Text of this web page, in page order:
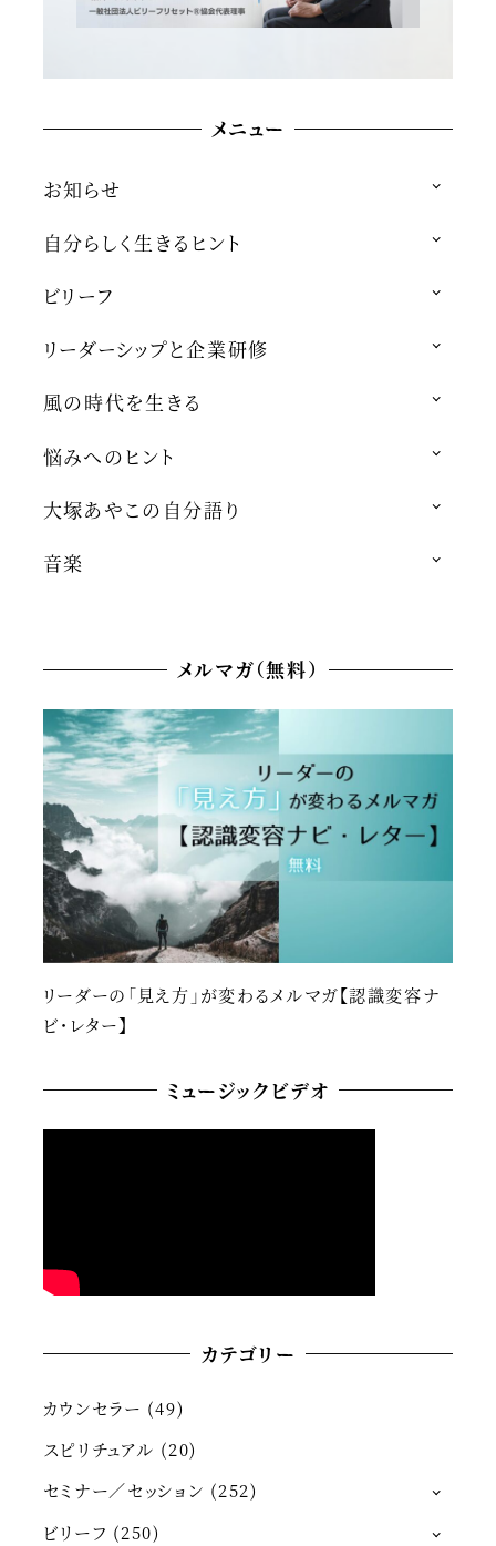
メニュー
お知らせ
自分らしく生きるヒント
ビリーフ
リーダーシップと企業研修
風の時代を生きる
悩みへのヒント
大塚あやこの自分語り
音楽
メルマガ（無料）
リーダーの「見え方」が変わるメルマガ【認識変容ナ
ビ・レター】
ミュージックビデオ
カテゴリー
カウンセラー (49)
スピリチュアル (20)
セミナー／セッション (252)
ビリーフ (250)